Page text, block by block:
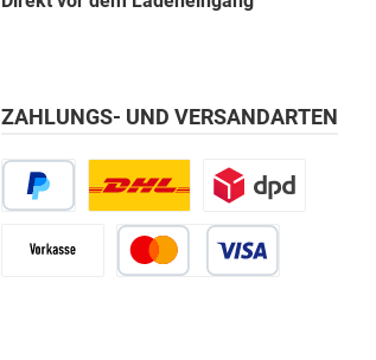
ZAHLUNGS- UND VERSANDARTEN